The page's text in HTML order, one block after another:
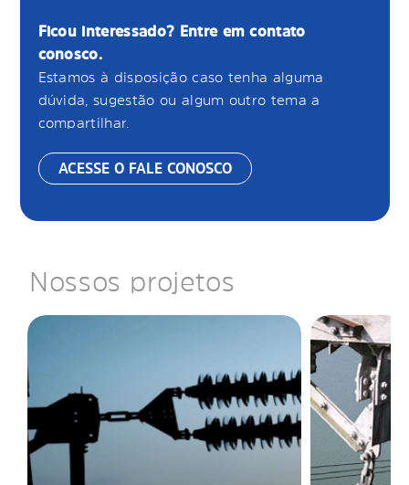
Ficou interessado? Entre em contato
conosco.
Estamos à disposição caso tenha alguma
dúvida, sugestão ou algum outro tema a
compartilhar.
ACESSE O FALE CONOSCO
Nossos projetos